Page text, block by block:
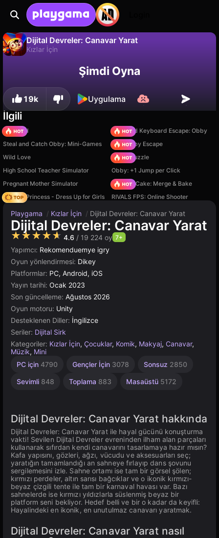
Dijital Devreler: Canavar Yarat
Kızlar İçin
İlerlemeyi kaydet! Hayır
Şimdi Oyna
19k Uygulama
İlgili
TB World
+1 Speed Keyboard Escape: Obby
Steal and Catch Obby: Mini-Games
Your Obby Escape
Wild Love
Arrow Puzzle
High School Teacher Simulator
Obby: +1 Jump per Click
Pregnant Mother Simulator
Piece of Cake: Merge & Bake
Fashion Princess - Dress Up for Girls
RIVALS FPS: Online Shooter
Playgama / Kızlar İçin / Dijital Devreler: Canavar Yarat
Dijital Devreler: Canavar Yarat
★★★★★ 4.6 / 19 224 oy 7+
Yapımcı: Rekomenduemye igry
Oyun yönlendirmesi: Dikey
Platformlar: PC, Android, iOS
Yayın tarihi: Ocak 2023
Son güncelleme: Ağustos 2026
Oyun motoru: Unity
Desteklenen Diller: İngilizce
Seriler: Dijital Sirk
Kategoriler: Kızlar İçin, Çocuklar, Komik, Makyaj, Canavar,
Müzik, Mini
PC için 4790 Gençler İçin 3078 Sonsuz 2850
Sevimli 848 Toplama 883 Masaüstü 5172
1
4112
Bağımsız
Cartoon
5
Basit
Tarayıcı
Unity
3177
Dijital Devreler: Canavar Yarat hakkında
Dijital Devreler: Canavar Yarat ile hayal gücünü konuşturma
vakti! Sevilen Dijital Devreler evreninden ilham alan parçaları
kullanarak sıfırdan kendi canavarını tasarlamaya hazır mısın?
Kafa yapısını, gözleri, ağzı, vücudu ve aksesuarları seç;
yaratığın tamamlandığı an sahneye fırlayıp dans şovunu
sergilemesini izle. Sahne ortamı ise tam bir görsel şölen;
kırmızı perdeler, altın sarısı bağcıklar ve o ikonik kırmızı-
beyaz çizgili tente ile tam bir karnaval havası var. Bazı
sahnelerde ise kırmızı yıldızlarla süslenmiş beyaz bir
platform seni bekliyor. Hedef belli ve bir o kadar da keyifli:
Hayalindeki en ikonik, en unutulmaz canavarı yaratmak.
Dijital Devreler: Canavar Yarat nasıl